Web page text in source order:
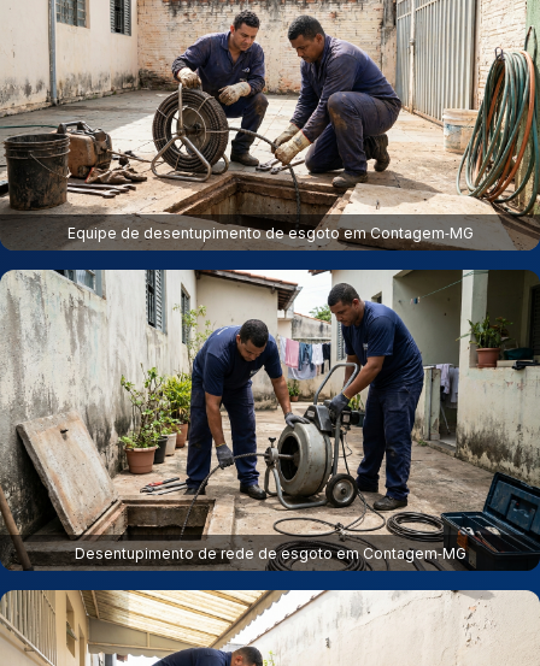
Equipe de desentupimento de esgoto em Contagem‑MG
Desentupimento de rede de esgoto em Contagem‑MG